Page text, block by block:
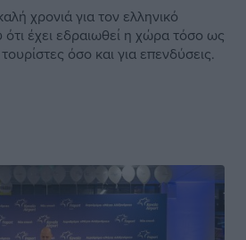
χρονιά για τον ελληνικό
έχει εδραιωθεί η χώρα τόσο ως
όσο και για επενδύσεις.